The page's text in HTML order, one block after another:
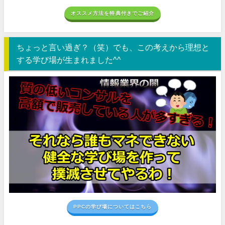
オススメ方法を特典付きでご紹介
ちょっと言い過ぎ？（笑）でも、この考えから理想と
する学び場が生まれました^^
PPCの学び場についてはこちら